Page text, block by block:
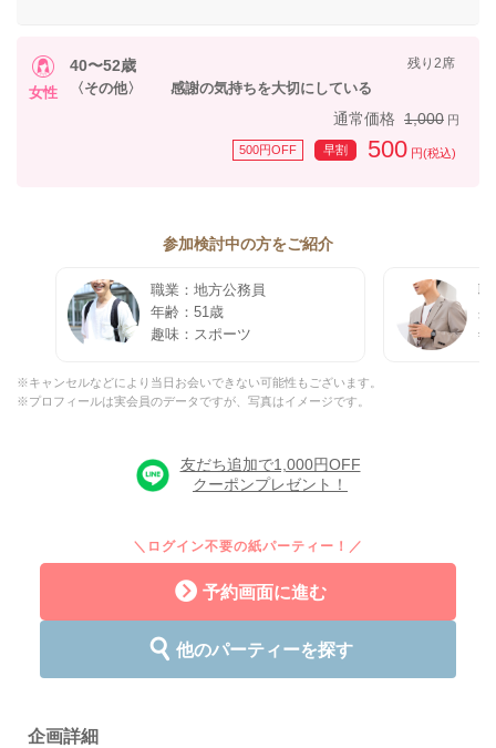
女性
残り2席
40〜52歳
〈その他〉 感謝の気持ちを大切にしている
通常価格 1,000 円
500円OFF 早割 500 円(税込)
参加検討中の方をご紹介
職業：地方公務員
年齢：51歳
趣味：スポーツ
職
身
年
※キャンセルなどにより当日お会いできない可能性もございます。
※プロフィールは実会員のデータですが、写真はイメージです。
友だち追加で1,000円OFF
クーポンプレゼント！
＼ログイン不要の紙パーティー！／
予約画面に進む
他のパーティーを探す
企画詳細